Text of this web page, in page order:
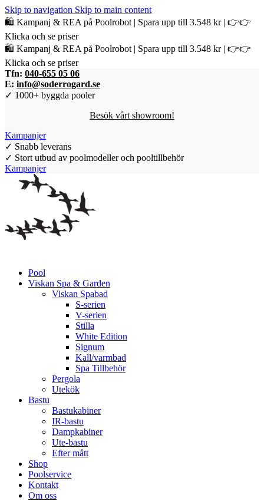
Skip to navigation Skip to main content
🛍️ Kampanj & REA på Poolrobot | Spara upp till 3.548 kr | 👉👉
Klicka och se priser
🛍️ Kampanj & REA på Poolrobot | Spara upp till 3.548 kr | 👉👉
Klicka och se priser
Tfn: 040-655 05 06
E: info@soderrogard.se
✓ 1000+ byggda pooler
Besök vårt showroom!
Kampanjer
✓ Snabb leverans
✓ Stort utbud av poolmodeller och pooltillbehör
Kampanjer
Pool
Viskan Spa & Garden
Viskan Spabad
S-serien
V-serien
Stilla
White Edition
Signum
Kall/varmbad
Spa Tillbehör
Pergola
Utekök
Bastu
Bastukabiner
IR-bastu
Dampkabiner
Ute-bastu
Efter mått
Shop
Poolservice
Kontakt
Om oss